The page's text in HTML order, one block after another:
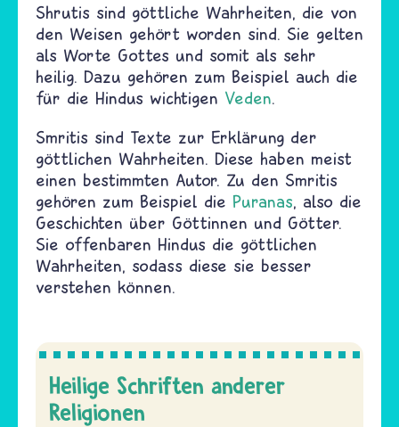
Shrutis sind göttliche Wahrheiten, die von
den Weisen gehört worden sind. Sie gelten
als Worte Gottes und somit als sehr
heilig. Dazu gehören zum Beispiel auch die
für die Hindus wichtigen Veden
Smritis sind Texte zur Erklärung der
göttlichen Wahrheiten. Diese haben meist
einen bestimmten Autor. Zu den Smritis
gehören zum Beispiel die Puranas , also die
Geschichten über Göttinnen und Götter.
Sie offenbaren Hindus die göttlichen
Wahrheiten, sodass diese sie besser
verstehen können.
Heilige Schriften anderer
Religionen